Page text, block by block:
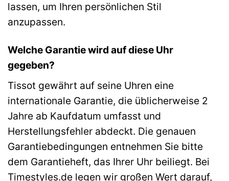
lassen, um Ihren persönlichen Stil
anzupassen.
Welche Garantie wird auf diese Uhr
gegeben?
Tissot gewährt auf seine Uhren eine
internationale Garantie, die üblicherweise 2
Jahre ab Kaufdatum umfasst und
Herstellungsfehler abdeckt. Die genauen
Garantiebedingungen entnehmen Sie bitte
dem Garantieheft, das Ihrer Uhr beiliegt. Bei
Timestyles.de legen wir großen Wert darauf,